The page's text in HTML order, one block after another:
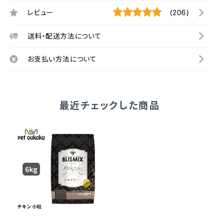
レビュー (206)
送料・配送方法について
お支払い方法について
最近チェックした商品